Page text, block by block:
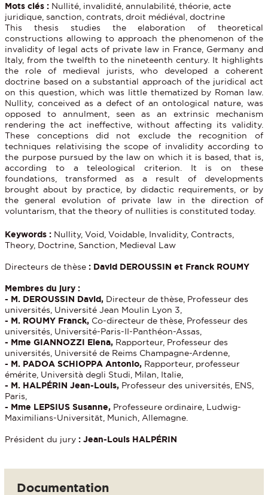
Mots clés : Nullité, invalidité, annulabilité, théorie, acte
juridique, sanction, contrats, droit médiéval, doctrine
This thesis studies the elaboration of theoretical
constructions allowing to approach the phenomenon of the
invalidity of legal acts of private law in France, Germany and
Italy, from the twelfth to the nineteenth century. It highlights
the role of medieval jurists, who developed a coherent
doctrine based on a substantial approach of the juridical act
on this question, which was little thematized by Roman law.
Nullity, conceived as a defect of an ontological nature, was
opposed to annulment, seen as an extrinsic mechanism
rendering the act ineffective, without affecting its validity.
These conceptions did not exclude the recognition of
techniques relativising the scope of invalidity according to
the purpose pursued by the law on which it is based, that is,
according to a teleological criterion. It is on these
foundations, transformed as a result of developments
brought about by practice, by didactic requirements, or by
the general evolution of private law in the direction of
voluntarism, that the theory of nullities is constituted today.
Keywords : Nullity, Void, Voidable, Invalidity, Contracts,
Theory, Doctrine, Sanction, Medieval Law
Directeurs de thèse : David DEROUSSIN et Franck ROUMY
Membres du jury :
- M. DEROUSSIN David, Directeur de thèse, Professeur des
universités, Université Jean Moulin Lyon 3,
- M. ROUMY Franck, Co-directeur de thèse, Professeur des
universités, Université-Paris-II-Panthéon-Assas,
- Mme GIANNOZZI Elena, Rapporteur, Professeur des
universités, Université de Reims Champagne-Ardenne,
- M. PADOA SCHIOPPA Antonio, Rapporteur, professeur
émérite, Università degli Studi, Milan, Italie,
- M. HALPÉRIN Jean-Louis, Professeur des universités, ENS,
Paris,
- Mme LEPSIUS Susanne, Professeure ordinaire, Ludwig-
Maximilians-Universität, Munich, Allemagne.
Président du jury : Jean-Louis HALPÉRIN
Documentation